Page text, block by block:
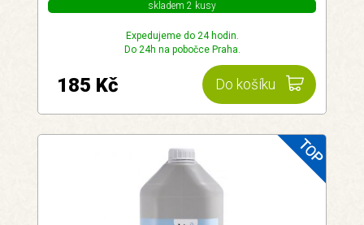
skladem 2 kusy
Expedujeme do 24 hodin.
Do 24h na pobočce Praha.
Do košíku
185 Kč